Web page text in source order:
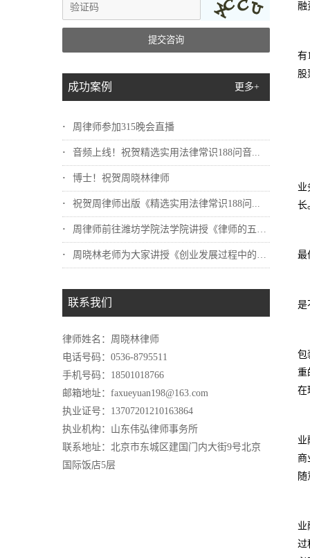
提交咨询
成功案例 更多+
周律师参加315晚会直播
音频上线！祝贺精选实用法律常识188问音...
博士！祝贺周晓林律师
祝贺周律师出版《精选实用法律常识188问...
周律师前往潍坊学院法学院讲授《律师的五重...
周晓林老师为大家讲授《创业发展过程中的那...
联系我们
律师姓名：周晓林律师
电话号码：0536-8795511
手机号码：18501018766
邮箱地址：faxueyuan198@163.com
执业证号：13707201210163864
执业机构：山东伟弘律师事务所
联系地址：北京市东城区建国门内大街9号北京
国际饭店5层
融
有
股
业
长
最
是
包
重
在
业
商
随
业
过